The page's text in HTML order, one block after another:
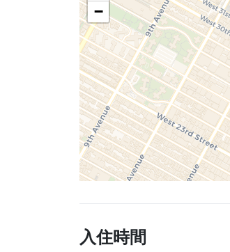
−
入住時間